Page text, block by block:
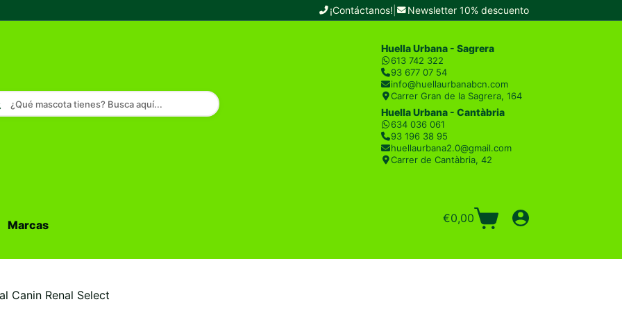
¡Contáctanos! Newsletter 10% descuento
¿Qué mascota tienes? Busca aquí...
Huella Urbana - Sagrera
613 742 322
93 677 07 54
info@huellaurbanabcn.com
Carrer Gran de la Sagrera, 164
Huella Urbana - Cantàbria
634 036 061
93 196 38 95
huellaurbana2.0@gmail.com
Carrer de Cantàbria, 42
Marcas
Carro
€0,00
Canin Renal Select